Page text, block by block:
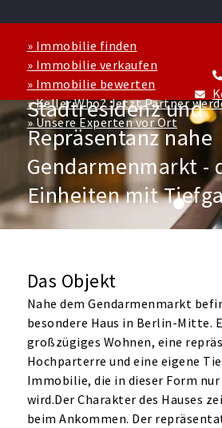
» Immobilie finden
» Immobilie verkaufen
» Immobilie bewerten
» Keller Who? Jetzt Partner
» Unsere Experten vor Ort
HAUS ZU KAUFEN IN BERLIN
Stadtresidenz und
Repräsentanz nahe
Gendarmenmarkt -
Einheiten mit
Das Objekt
Nahe dem Gendarmenmarkt
besondere Haus in Berlin-Mitte.
großzügiges Wohnen, eine
Hochparterre und eine eigene
Immobilie, die in dieser Form
wird.Der Charakter des Hauses
beim Ankommen. Der